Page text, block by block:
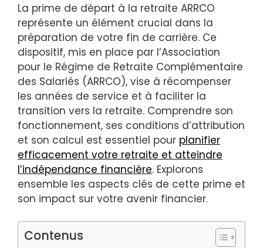
La prime de départ à la retraite ARRCO
représente un élément crucial dans la
préparation de votre fin de carrière. Ce
dispositif, mis en place par l’Association
pour le Régime de Retraite Complémentaire
des Salariés (ARRCO), vise à récompenser
les années de service et à faciliter la
transition vers la retraite. Comprendre son
fonctionnement, ses conditions d’attribution
et son calcul est essentiel pour planifier
efficacement votre retraite et atteindre
l’indépendance financière. Explorons
ensemble les aspects clés de cette prime et
son impact sur votre avenir financier.
Contenus